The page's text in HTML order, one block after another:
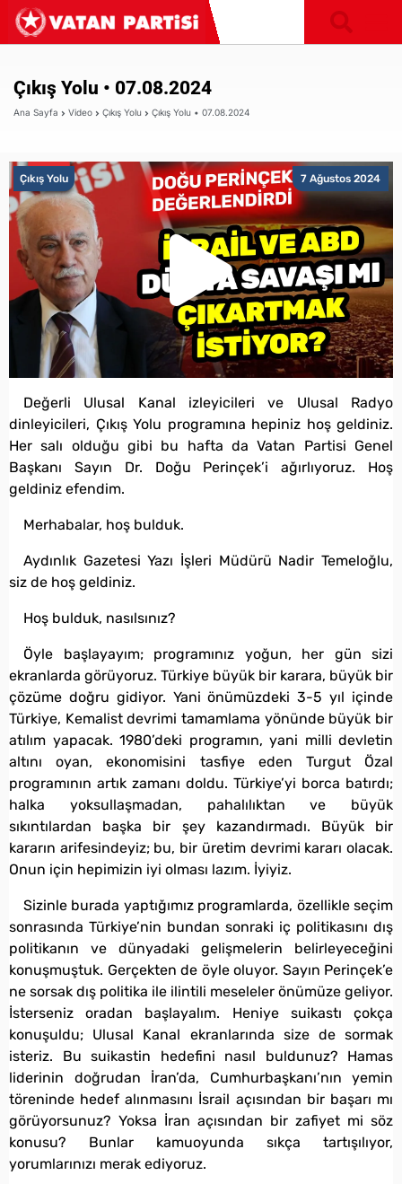
Çıkış Yolu • 07.08.2024
Ana Sayfa Video Çıkış Yolu Çıkış Yolu • 07.08.2024
7 Ağustos 2024
Çıkış Yolu
Değerli Ulusal Kanal izleyicileri ve Ulusal Radyo
dinleyicileri, Çıkış Yolu programına hepiniz hoş geldiniz.
Her salı olduğu gibi bu hafta da Vatan Partisi Genel
Başkanı Sayın Dr. Doğu Perinçek’i ağırlıyoruz. Hoş
geldiniz efendim.
Merhabalar, hoş bulduk.
Aydınlık Gazetesi Yazı İşleri Müdürü Nadir Temeloğlu,
siz de hoş geldiniz.
Hoş bulduk, nasılsınız?
Öyle başlayayım; programınız yoğun, her gün sizi
ekranlarda görüyoruz. Türkiye büyük bir karara, büyük bir
çözüme doğru gidiyor. Yani önümüzdeki 3-5 yıl içinde
Türkiye, Kemalist devrimi tamamlama yönünde büyük bir
atılım yapacak. 1980’deki programın, yani milli devletin
altını oyan, ekonomisini tasfiye eden Turgut Özal
programının artık zamanı doldu. Türkiye’yi borca batırdı;
halka yoksullaşmadan, pahalılıktan ve büyük
sıkıntılardan başka bir şey kazandırmadı. Büyük bir
kararın arifesindeyiz; bu, bir üretim devrimi kararı olacak.
Onun için hepimizin iyi olması lazım. İyiyiz.
Sizinle burada yaptığımız programlarda, özellikle seçim
sonrasında Türkiye’nin bundan sonraki iç politikasını dış
politikanın ve dünyadaki gelişmelerin belirleyeceğini
konuşmuştuk. Gerçekten de öyle oluyor. Sayın Perinçek’e
ne sorsak dış politika ile ilintili meseleler önümüze geliyor.
İsterseniz oradan başlayalım. Heniye suikastı çokça
konuşuldu; Ulusal Kanal ekranlarında size de sormak
isteriz. Bu suikastin hedefini nasıl buldunuz? Hamas
liderinin doğrudan İran’da, Cumhurbaşkanı’nın yemin
töreninde hedef alınmasını İsrail açısından bir başarı mı
görüyorsunuz? Yoksa İran açısından bir zafiyet mi söz
konusu? Bunlar kamuoyunda sıkça tartışılıyor,
yorumlarınızı merak ediyoruz.